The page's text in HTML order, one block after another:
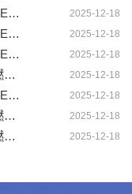
2025-12-18
丹东建硕管业发布PE净水管|燃气管|PERT供热管|电力护套管|农田灌溉管智能生产新范式
2025-12-18
大连建硕管业推出PE净水管|燃气管|PERT供热管|电力护套管|农田灌溉管融合智造新生态
2025-12-18
鞍山建硕管业发布PE净水管|燃气管|PERT供热管|电力护套管|农田灌溉管全链路应用新方案
2025-12-18
辽阳建硕管业推出PE净水管|给水管|燃气管|PERT供热管|电力护套管多维融合智造平台
2025-12-18
锦州建硕管业发布PE净水管|燃气管|PERT供热管|电力护套管|农田灌溉管智慧应用生态体系
2025-12-18
沈阳建硕管业推出PE净水管|给水管|燃气管|PERT供热管|电力护套管一体化智造方案
2025-12-18
盘锦建硕管业发布PE净水管|给水管|燃气管|PERT供热管|电力护套管智慧生产新范式